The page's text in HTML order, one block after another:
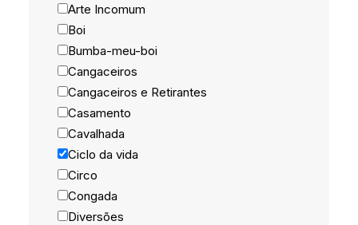
Arte Incomum
Boi
Bumba-meu-boi
Cangaceiros
Cangaceiros e Retirantes
Casamento
Cavalhada
Ciclo da vida
Circo
Congada
Diversões